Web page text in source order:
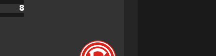
8